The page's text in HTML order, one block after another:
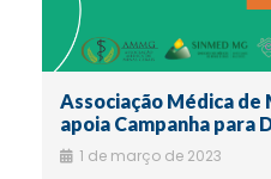
Associação Médica de
apoia Campanha para
1 de março de 2023